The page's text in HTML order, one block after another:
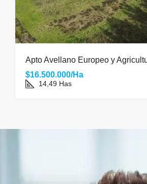
Apto Avellano Europeo y
$16.500.000/Ha
14,49 Has